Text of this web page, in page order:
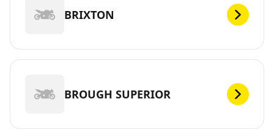
BRIXTON
BROUGH SUPERIOR